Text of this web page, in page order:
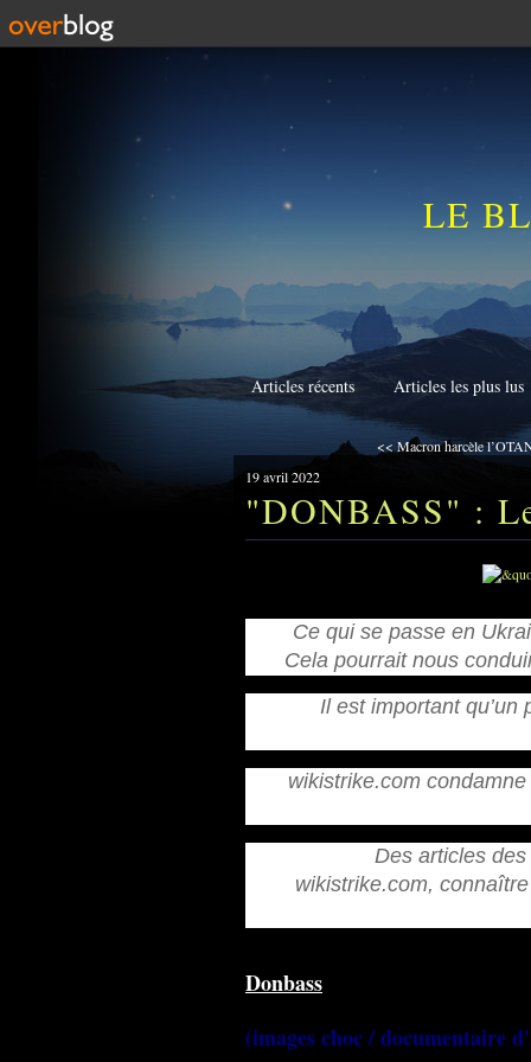
LE
Articles récents Articles les plus lus
<< Macron harcèle
19 avril 2022
"DONBASS" :
Ce qui se passe en
Cela pourrait nous
Il est important qu’un
wikistrike.com
Des articles
wikistrike.com,
Donbass
(images choc / documentaire